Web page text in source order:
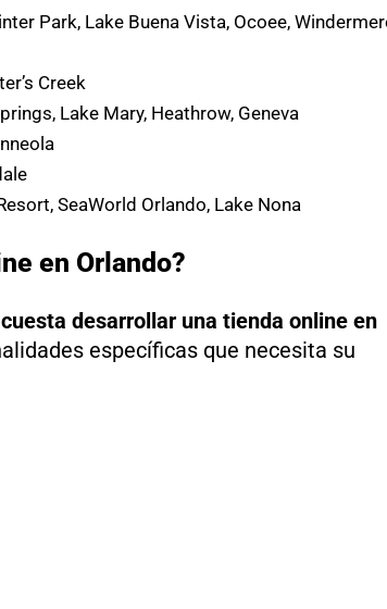
Park, Lake Buena Vista, Ocoee,
Creek
Lake Mary, Heathrow, Geneva
SeaWorld Orlando, Lake Nona
en Orlando?
desarrollar una tienda online en
específicas que necesita su